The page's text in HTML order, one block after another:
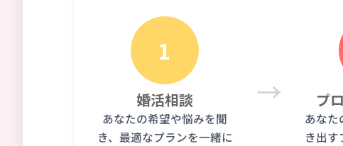
1
婚活相談
あなたの希望や悩みを聞
き、最適なプランを一緒に
→ プ
あなた
き出